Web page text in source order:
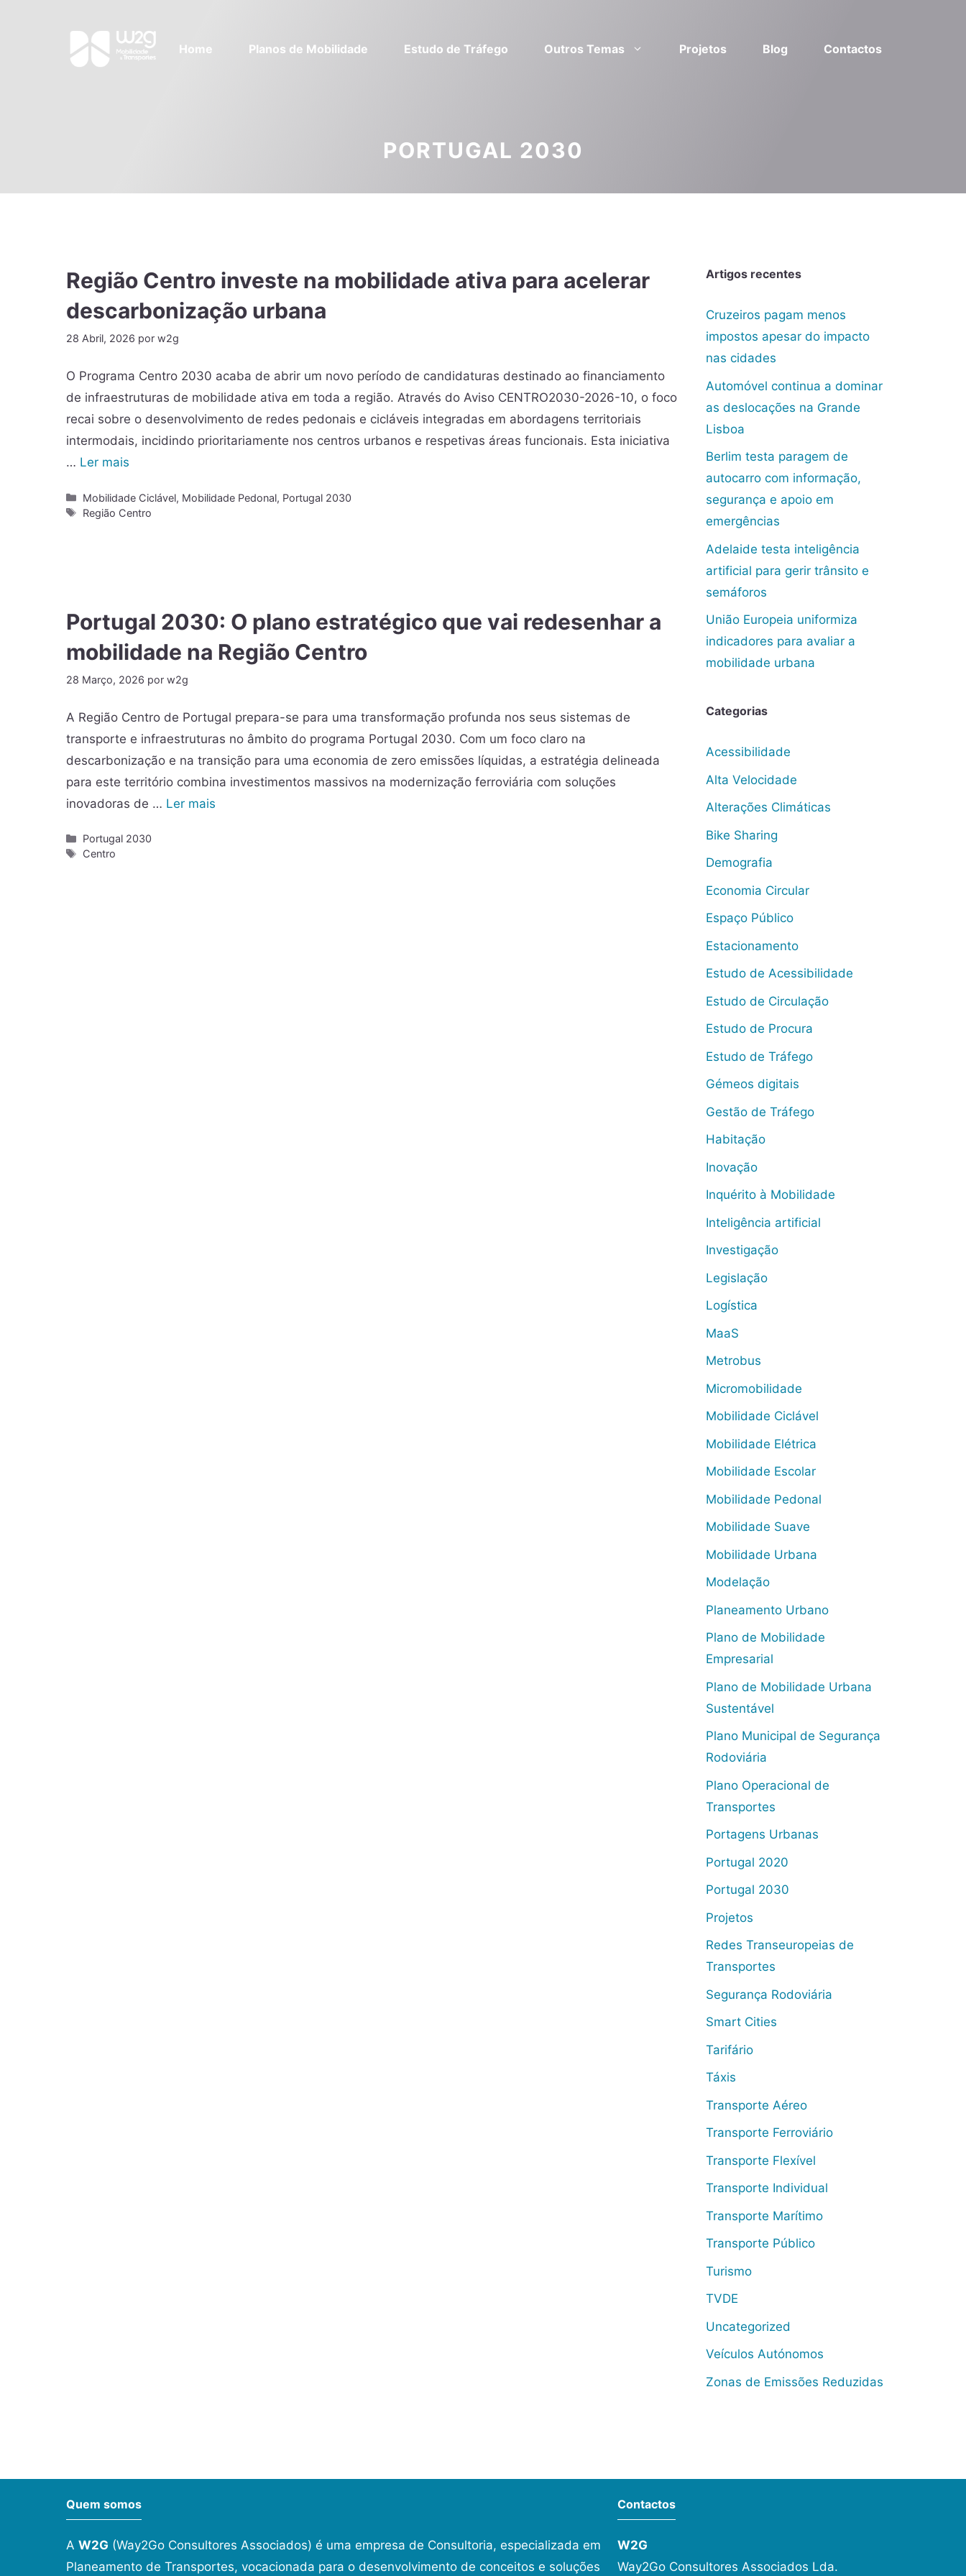
Home Planos de Mobilidade Estudo de Tráfego Outros Temas Projetos Blog Contactos
PORTUGAL 2030
Região Centro investe na mobilidade ativa para acelerar
descarbonização urbana
28 Abril, 2026 por w2g
O Programa Centro 2030 acaba de abrir um novo período de candidaturas destinado ao financiamento
de infraestruturas de mobilidade ativa em toda a região. Através do Aviso CENTRO2030-2026-10, o foco
recai sobre o desenvolvimento de redes pedonais e cicláveis integradas em abordagens territoriais
intermodais, incidindo prioritariamente nos centros urbanos e respetivas áreas funcionais. Esta iniciativa
… Ler mais
Mobilidade Ciclável, Mobilidade Pedonal, Portugal 2030
Região Centro
Portugal 2030: O plano estratégico que vai redesenhar a
mobilidade na Região Centro
28 Março, 2026 por w2g
A Região Centro de Portugal prepara-se para uma transformação profunda nos seus sistemas de
transporte e infraestruturas no âmbito do programa Portugal 2030. Com um foco claro na
descarbonização e na transição para uma economia de zero emissões líquidas, a estratégia delineada
para este território combina investimentos massivos na modernização ferroviária com soluções
inovadoras de … Ler mais
Portugal 2030
Centro
Artigos recentes
Cruzeiros pagam menos
impostos apesar do impacto
nas cidades
Automóvel continua a dominar
as deslocações na Grande
Lisboa
Berlim testa paragem de
autocarro com informação,
segurança e apoio em
emergências
Adelaide testa inteligência
artificial para gerir trânsito e
semáforos
União Europeia uniformiza
indicadores para avaliar a
mobilidade urbana
Categorias
Acessibilidade
Alta Velocidade
Alterações Climáticas
Bike Sharing
Demografia
Economia Circular
Espaço Público
Estacionamento
Estudo de Acessibilidade
Estudo de Circulação
Estudo de Procura
Estudo de Tráfego
Gémeos digitais
Gestão de Tráfego
Habitação
Inovação
Inquérito à Mobilidade
Inteligência artificial
Investigação
Legislação
Logística
MaaS
Metrobus
Micromobilidade
Mobilidade Ciclável
Mobilidade Elétrica
Mobilidade Escolar
Mobilidade Pedonal
Mobilidade Suave
Mobilidade Urbana
Modelação
Planeamento Urbano
Plano de Mobilidade
Empresarial
Plano de Mobilidade Urbana
Sustentável
Plano Municipal de Segurança
Rodoviária
Plano Operacional de
Transportes
Portagens Urbanas
Portugal 2020
Portugal 2030
Projetos
Redes Transeuropeias de
Transportes
Segurança Rodoviária
Smart Cities
Tarifário
Táxis
Transporte Aéreo
Transporte Ferroviário
Transporte Flexível
Transporte Individual
Transporte Marítimo
Transporte Público
Turismo
TVDE
Uncategorized
Veículos Autónomos
Zonas de Emissões Reduzidas
Quem somos
A W2G (Way2Go Consultores Associados) é uma empresa de Consultoria, especializada em
Planeamento de Transportes, vocacionada para o desenvolvimento de conceitos e soluções
Contactos
W2G
Way2Go Consultores Associados Lda.